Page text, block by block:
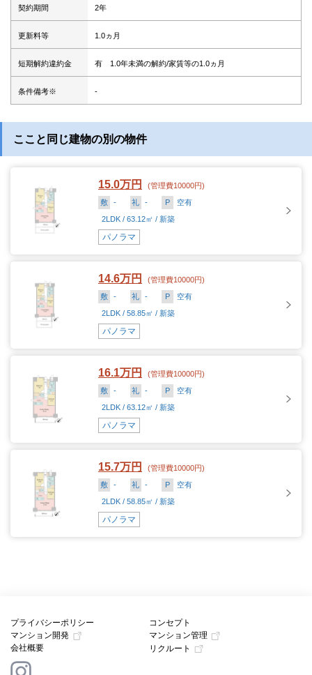
契約期間 2年
更新料等 1.0ヵ月
短期解約違約金 有 1.0年未満の解約/家賃等の1.0ヵ月
条件備考※ -
ここと同じ建物の別の物件
15.0万円
(管理費10000円)
敷
- 礼 - P
空有
2LDK / 63.12㎡ / 新築
パノラマ
14.6万円
(管理費10000円)
敷
- 礼 - P
空有
2LDK / 58.85㎡ / 新築
パノラマ
16.1万円
(管理費10000円)
敷
- 礼 - P
空有
2LDK / 63.12㎡ / 新築
パノラマ
15.7万円
(管理費10000円)
敷
- 礼 - P
空有
2LDK / 58.85㎡ / 新築
パノラマ
プライバシーポリシー
コンセプト
マンション開発
マンション管理
会社概要
リクルート